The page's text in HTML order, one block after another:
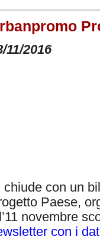
11/2016
chiude con un
Paese,
novembre
con i